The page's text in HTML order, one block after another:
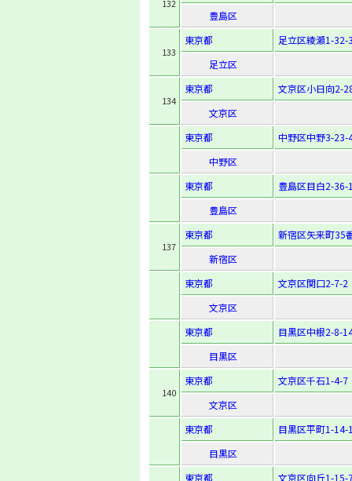
132
豊島区
133
東京都
足立区綾瀬1-32-
足立区
134
東京都
文京区小日向2-
文京区
東京都
中野区中野3-23-
中野区
東京都
豊島区目白2-36-
豊島区
137
東京都
新宿区矢来町35
新宿区
東京都
文京区関口2-7-2
文京区
東京都
目黒区中根2-8-
目黒区
140
東京都
文京区千石1-4-7
文京区
東京都
目黒区平町1-14-
目黒区
東京都
文京区向丘1-15-